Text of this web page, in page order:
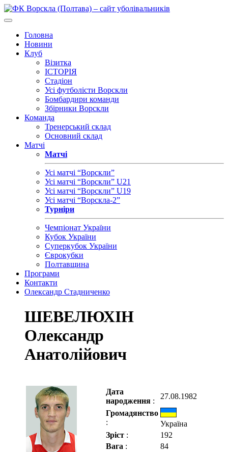
Головна
Новини
Клуб
Візитка
ІСТОРІЯ
Стадіон
Усі футболісти Ворскли
Бомбардири команди
Збірники Ворскли
Команда
Тренерський склад
Основний склад
Матчі
Матчі
Усі матчі “Ворскли”
Усі матчі “Ворскли” U21
Усі матчі “Ворскли” U19
Усі матчі “Ворскла-2”
Турніри
Чемпіонат України
Кубок України
Суперкубок України
Єврокубки
Полтавщина
Програми
Контакти
Олександр Стадниченко
ШЕВЕЛЮХІН
Олександр
Анатолійович
Дата
народження :
27.08.1982
Громадянство
:
Україна
Зріст :
192
Вага : 84